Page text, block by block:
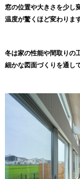
窓の位置や大きさを少し
温度が驚くほど変わります
冬は家の性能や間取りの
細かな図面づくりを通し